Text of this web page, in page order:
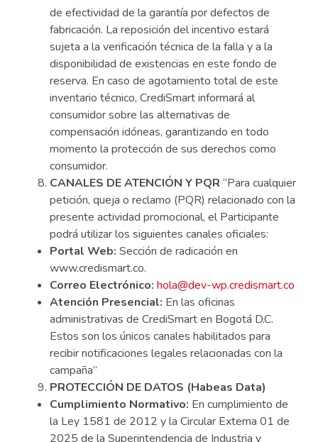
de efectividad de la garantía por defectos de
fabricación. La reposición del incentivo estará
sujeta a la verificación técnica de la falla y a la
disponibilidad de existencias en este fondo de
reserva. En caso de agotamiento total de este
inventario técnico, CrediSmart informará al
consumidor sobre las alternativas de
compensación idóneas, garantizando en todo
momento la protección de sus derechos como
consumidor.
CANALES DE ATENCIÓN Y PQR “Para cualquier
petición, queja o reclamo (PQR) relacionado con la
presente actividad promocional, el Participante
podrá utilizar los siguientes canales oficiales:
Portal Web: Sección de radicación en
www.credismart.co.
Correo Electrónico: hola@dev-wp.credismart.co
Atención Presencial: En las oficinas
administrativas de CrediSmart en Bogotá D.C.
Estos son los únicos canales habilitados para
recibir notificaciones legales relacionadas con la
campaña”
PROTECCIÓN DE DATOS (Habeas Data)
Cumplimiento Normativo: En cumplimiento de
la Ley 1581 de 2012 y la Circular Externa 01 de
2025 de la Superintendencia de Industria y